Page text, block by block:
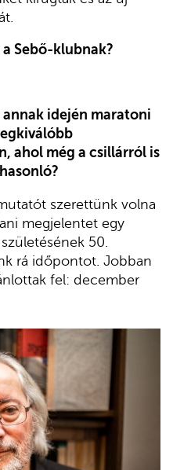
Sebő-klubnak?
idején maratoni
ahol még a csillárról is
szerettünk volna
megjelentet egy
50.
rá időpontot. Jobban
fel: december